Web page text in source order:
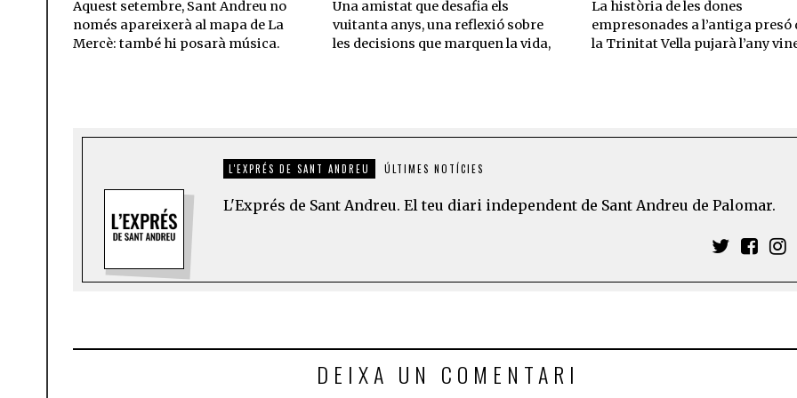
Aquest setembre, Sant Andreu no
només apareixerà al mapa de La
Mercè: també hi posarà música.
Una amistat que desafia els
vuitanta anys, una reflexió sobre
les decisions que marquen la vida,
La història de les dones
empresonades a l’antiga presó
la Trinitat Vella pujarà l’any
L'EXPRÉS DE SANT ANDREU ÚLTIMES NOTÍCIES
L'Exprés de Sant Andreu. El teu diari independent de Sant Andreu de Palomar.
DEIXA UN COMENTARI